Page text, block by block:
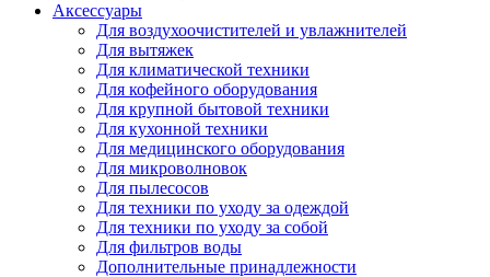
Аксессуары к планшетам для рисования
Офис
Принтеры лазерные
Принтеры струйные
Принтеры матричные
Мфу лазерные
Мфу струйные
Мфу светодиодные
Портативные принтеры
Принтеры для печати наклеек
Копировальные аппараты
Сканеры
Плоттеры
Ламинаторы
Аксессуары
Для воздухоочистителей и увлажнителей
Для вытяжек
Для климатической техники
Для кофейного оборудования
Для крупной бытовой техники
Для кухонной техники
Для медицинского оборудования
Для микроволновок
Для пылесосов
Для техники по уходу за одеждой
Для техники по уходу за собой
Для фильтров воды
Дополнительные принадлежности